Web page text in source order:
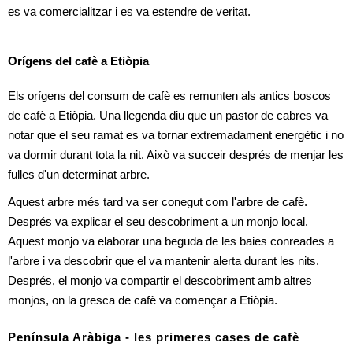
es va comercialitzar i es va estendre de veritat.
Orígens del cafè a Etiòpia
Els orígens del consum de cafè es remunten als antics boscos
de cafè a Etiòpia. Una llegenda diu que un pastor de cabres va
notar que el seu ramat es va tornar extremadament energètic i no
va dormir durant tota la nit. Això va succeir després de menjar les
fulles d'un determinat arbre.
Aquest arbre més tard va ser conegut com l'arbre de cafè.
Després va explicar el seu descobriment a un monjo local.
Aquest monjo va elaborar una beguda de les baies conreades a
l'arbre i va descobrir que el va mantenir alerta durant les nits.
Després, el monjo va compartir el descobriment amb altres
monjos, on la gresca de cafè va començar a Etiòpia.
Península Aràbiga - les primeres cases de cafè